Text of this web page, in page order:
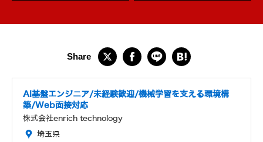
AI基盤エンジニア/未経験歓迎/機械学習を支える環境構
築/Web面接対応
株式会社enrich technology
埼玉県